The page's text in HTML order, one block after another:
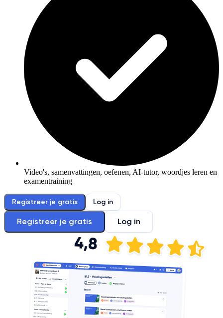
Video's, samenvattingen, oefenen, AI-tutor, woordjes leren en
examentraining
Registreer je gratis Log in
Registreer je gratis Log in